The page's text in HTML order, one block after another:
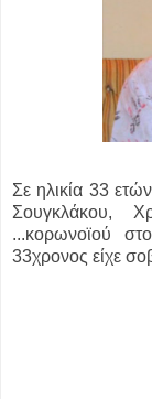
Σε ηλικία 33
Σουγκλάκου,
...κορωνοϊού
33χρονος είχε